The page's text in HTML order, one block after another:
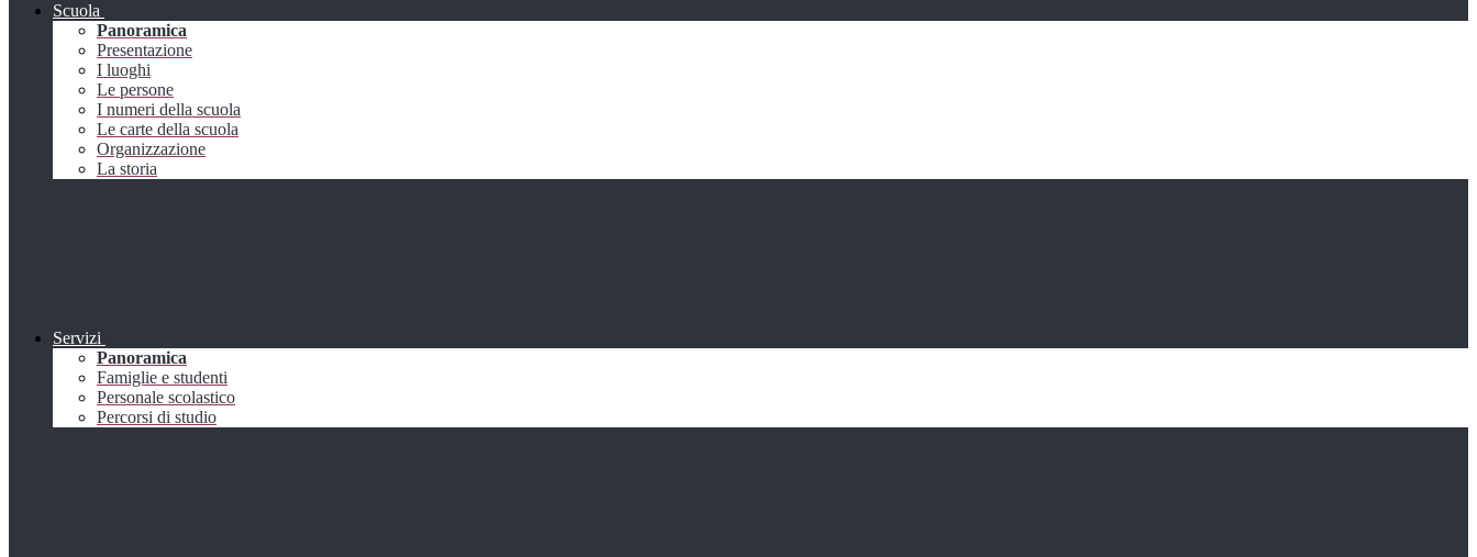
Scuola
Panoramica
Presentazione
I luoghi
Le persone
I numeri della scuola
Le carte della scuola
Organizzazione
La storia
Servizi
Panoramica
Famiglie e studenti
Personale scolastico
Percorsi di studio